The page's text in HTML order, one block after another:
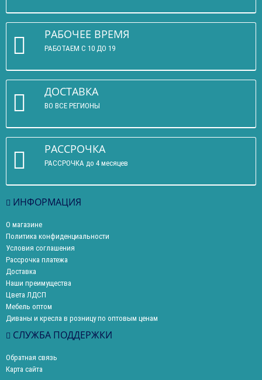
РАБОЧЕЕ ВРЕМЯ
РАБОТАЕМ С 10 ДО 19
ДОСТАВКА
ВО ВСЕ РЕГИОНЫ
РАССРОЧКА
РАССРОЧКА до 4 месяцев
ИНФОРМАЦИЯ
О магазине
Политика конфиденциальности
Условия соглашения
Рассрочка платежа
Доставка
Наши преимущества
Цвета ЛДСП
Мебель оптом
Диваны и кресла в розницу по оптовым ценам
СЛУЖБА ПОДДЕРЖКИ
Обратная связь
Карта сайта